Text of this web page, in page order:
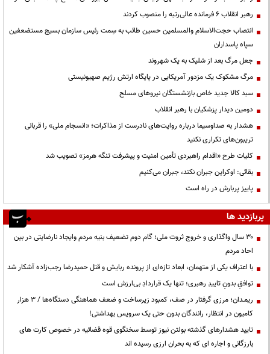
رهبر انقلاب ۶ فرمانده عالی‌رتبه را منصوب کردند
انتصاب حجت‌الاسلام ‌والمسلمین حسین طائب به سِمت رئیس سازمان بسیج مستضعفین
سپاه پاسداران
جعل مرگ بعد از شلیک به یک شهروند
مرگ مشکوک یک مزدور آمریکایی در پایگاه ارتش رژیم صهیونیستی
سبد کالا جدید خاص بازنشستگان نیروهای مسلح
دومین دیدار پزشکیان با رهبر انقلاب
هشدار به صداوسیما درباره روایت‌های نادرست از مذاکرات؛ «انسجام ملی» را قربانی
تریبون‌های تکراری نکنید
کلیات طرح «اقدام راهبردی تأمین امنیت و پیشرفت تنگه هرمز» تصویب شد
بقائی: اوکراین جبران نکند، جبران می‌کنیم
پاییز پربارش در راه است
پربازدید ها
۳۰ سال واگذاری و خروج ثروت ملی؛ گام دوم تضعیف بنیه مردم وایجاد نارضایتی در بین
احاد مردم
با اعتراف یکی از متهمان، ابعاد تازه‌ای از پرونده ربایش و قتل حمیدرضا رجب‌زاده آشکار شد
توافقِ بدونِ تاییدِ رهبری؛ تنها یک قراردادِ بی‌ارزش است
ریمـدان؛ مرزی گرفتار در صف، کمبود زیرساخت و ضعف هماهنگی دستگاه‌ها / ۳ هزار
کامیون در انتظار، رانندگان بدون حتی یک سرویس بهداشتی!
تایید هشدارهای گذشته بولتن نیوز توسط سخنگوی قوه قضائیه در خصوص کارت های
بارزگانی و اجاره ای که به بحران ارزی رسیده اند